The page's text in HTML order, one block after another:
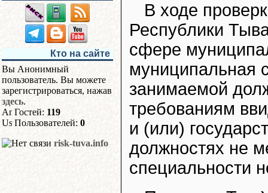
Кто на сайте
Вы Анонимный
пользователь. Вы можете
зарегистрироваться, нажав
здесь.
Гостей: 119
Пользователей: 0
risk-tuva.info
В ходе
Республики
сфере
муниципальная
занимаемой
требованиям
и (или)
должностях не
специальности